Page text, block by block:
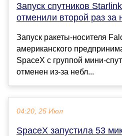
Запуск спутников
отменили второй раз за
Запуск ракеты-носителя
американского
SpaceX с группой мини-
отменен из-за небл...
04:20, 25 Июл
SpaceX запустила 53